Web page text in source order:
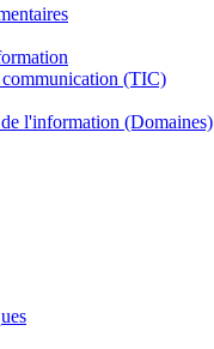
(TIC)
l'information (Domaines)